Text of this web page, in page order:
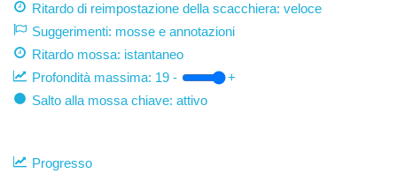
Ritardo di reimpostazione della scacchiera: veloce
Suggerimenti: mosse e annotazioni
Ritardo mossa: istantaneo
Profondità massima: 19 -
+
Salto alla mossa chiave: attivo
Progresso